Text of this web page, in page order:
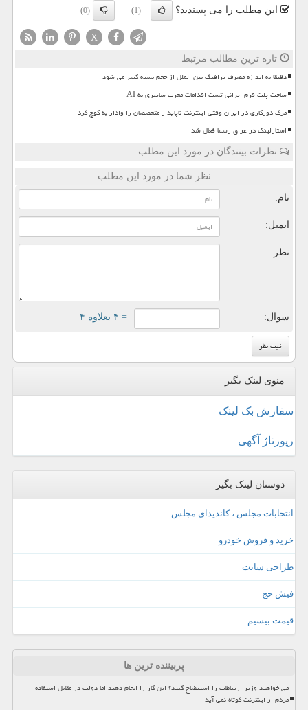
این مطلب را می پسندید؟ (1)
(0)
X
تازه ترین مطالب مرتبط
دقیقا به اندازه مصرف ترافیک بین الملل از حجم بسته کسر می شود
ساخت پلت فرم ایرانی تست اقدامات مخرب سایبری به AI
مرگ دورکاری در ایران وقتی اینترنت ناپایدار متخصصان را وادار به کوچ کرد
استارلینک در عراق رسما فعال شد
نظرات بینندگان در مورد این مطلب
نظر شما در مورد این مطلب
نام:
ایمیل:
نظر:
سوال: = ۴ بعلاوه ۴
منوی لینک بگیر
سفارش بک لینک
رپورتاژ آگهی
دوستان لینک بگیر
انتخابات مجلس ، کاندیدای مجلس
خرید و فروش خودرو
طراحی سایت
فیش حج
قیمت بیسیم
پربیننده ترین ها
می خواهید وزیر ارتباطات را استیضاح کنید؟ این کار را انجام دهید اما دولت در مقابل استفاده
مردم از اینترنت کوتاه نمی آید